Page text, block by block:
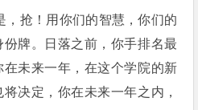
抢！用你们的智慧，你们的
牌。日落之前，你手排名最
未来一年，在这个学院的新
决定，你在未来一年之内，